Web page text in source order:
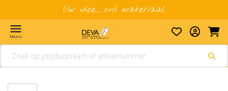
Uw idee... ons materiaal
menu
Menu